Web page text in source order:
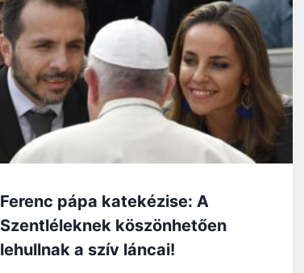
Ferenc pápa katekézise: A
Szentléleknek köszönhetően
lehullnak a szív láncai!